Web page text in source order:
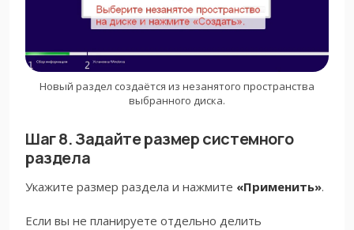
Новый раздел создаётся из незанятого пространства
выбранного диска.
Шаг 8. Задайте размер системного
раздела
Укажите размер раздела и нажмите «Применить».
Если вы не планируете отдельно делить